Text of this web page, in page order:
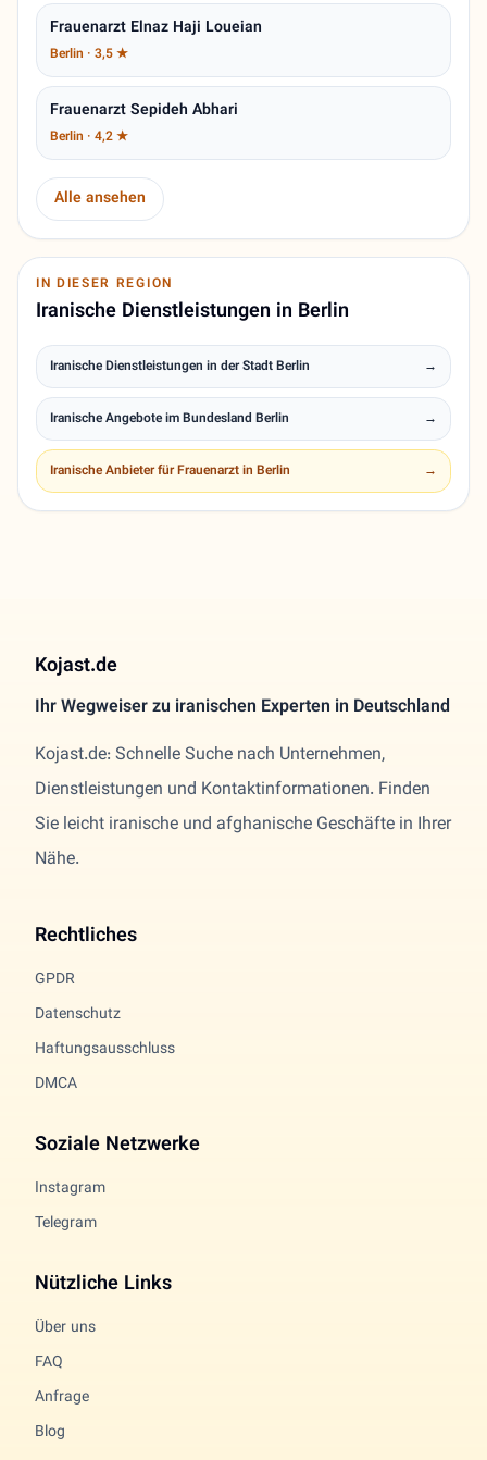
Frauenarzt Elnaz Haji Loueian
Berlin · 3,5 ★
Frauenarzt Sepideh Abhari
Berlin · 4,2 ★
Alle ansehen
IN DIESER REGION
Iranische Dienstleistungen in Berlin
Iranische Dienstleistungen in der Stadt Berlin →
Iranische Angebote im Bundesland Berlin →
Iranische Anbieter für Frauenarzt in Berlin →
Kojast.de
Ihr Wegweiser zu iranischen Experten in Deutschland
Kojast.de: Schnelle Suche nach Unternehmen,
Dienstleistungen und Kontaktinformationen. Finden
Sie leicht iranische und afghanische Geschäfte in Ihrer
Nähe.
Rechtliches
GPDR
Datenschutz
Haftungsausschluss
DMCA
Soziale Netzwerke
Instagram
Telegram
Nützliche Links
Über uns
FAQ
Anfrage
Blog